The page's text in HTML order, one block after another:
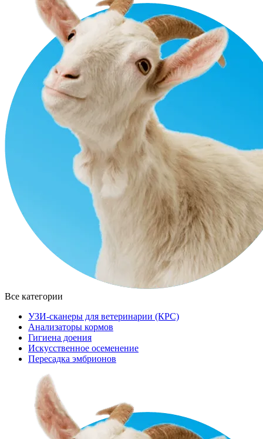
Все категории
УЗИ-сканеры для ветеринарии (КРС)
Анализаторы кормов
Гигиена доения
Искусственное осеменение
Пересадка эмбрионов